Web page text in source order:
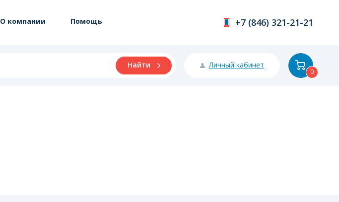
О компании Помощь +7 (846) 321-21-21
Найти Личный кабинет
0